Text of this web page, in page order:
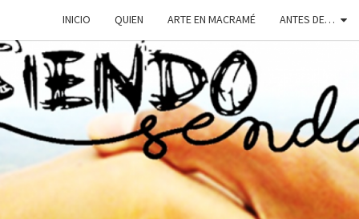
INICIO QUIEN ARTE EN MACRAMÉ ANTES DE…